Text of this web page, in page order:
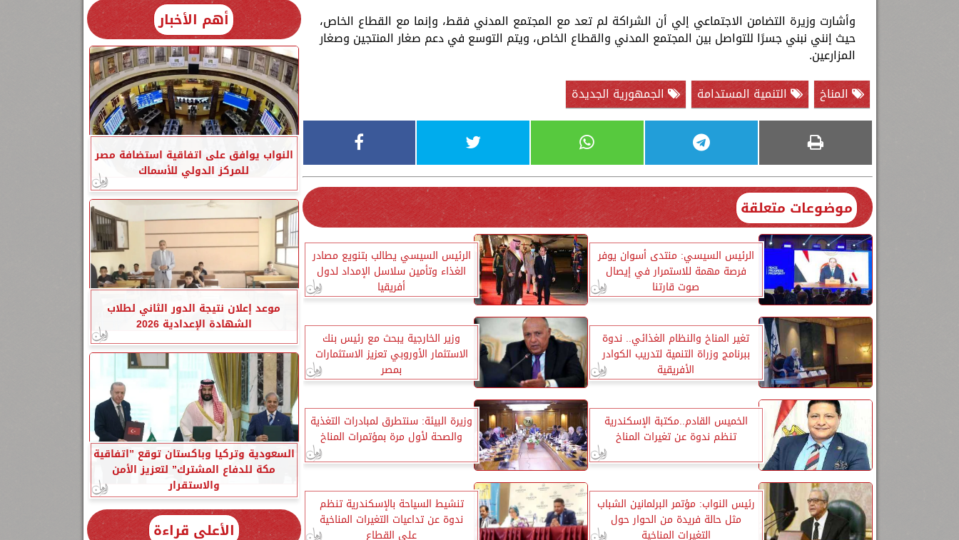
وأشارت وزيرة التضامن الاجتماعي إلي أن الشراكة لم تعد مع المجتمع المدني فقط، وإنما مع القطاع الخاص،
حيث إنني نبني جسرًا للتواصل بين المجتمع المدني والقطاع الخاص، ويتم التوسع في دعم صغار المنتجين وصغار
المزارعين.
المناخ
التنمية المستدامة الجمهورية الجديدة
موضوعات متعلقة
الرئيس السيسي: منتدى أسوان يوفر
فرصة مهمة للاستمرار في إيصال
صوت قارتنا
الرئيس السيسي يطالب بتنويع مصادر
الغذاء وتأمين سلاسل الإمداد لدول
أفريقيا
تغير المناخ والنظام الغذائي.. ندوة
ببرنامج وزراة التنمية لتدريب الكوادر
الأفريقية
وزير الخارجية يبحث مع رئيس بنك
الاستثمار الأوروبي تعزيز الاستثمارات
بمصر
الخميس القادم..مكتبة الإسكندرية
تنظم ندوة عن تغيرات المناخ
وزيرة البيئة: سنتطرق لمبادرات التغذية
والصحة لأول مرة بمؤتمرات المناخ
رئيس النواب: مؤتمر البرلمانين الشباب
مثل حالة فريدة من الحوار حول
التغيرات المناخية
تنشيط السياحة بالإسكندرية تنظم
ندوة عن تداعيات التغيرات المناخية
على القطاع
أهم الأخبار
النواب يوافق على اتفاقية استضافة مصر
للمركز الدولي للأسماك
موعد إعلان نتيجة الدور الثاني لطلاب
الشهادة الإعدادية 2026
السعودية وتركيا وباكستان توقع ”اتفاقية
مكة للدفاع المشترك” لتعزيز الأمن
والاستقرار
الأعلى قراءة